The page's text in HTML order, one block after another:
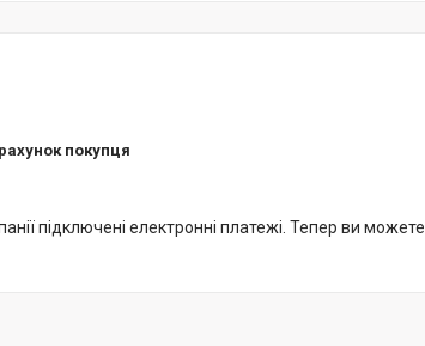
покупця
підключені електронні платежі. Тепер ви можете